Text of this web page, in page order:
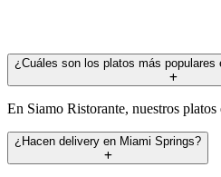
¿Cuáles son los platos más populares
En Siamo Ristorante, nuestros
¿Hacen delivery en Miami Springs?